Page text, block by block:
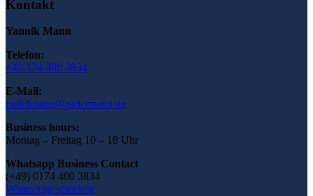
Kontakt
Yannik Mann
Telefon:
+49 174 400 3834
E-Mail:
padelmann@padelmann.de
Business hours:
Montag – Freitag 10 – 18 Uhr
Whatsapp Business Contact
(+49) 0174 400 3834
WhatsApp schicken